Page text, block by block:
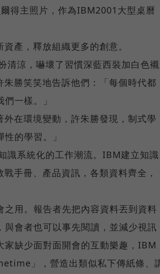
得主照片，作為IBM2001大型桌曆
產，釋放組織更多的創意。
清涼，嚇壞了習慣深藍西裝加白色襯
勝笑笑地告訴他們：「每個時代都
一樣。」
在環境變動，許朱勝發現，制式學
的學習。」
識系統化的工作潮流。IBM建立知識
手冊、產品資訊，各類資料齊全，
用。報告者先把內容資料丟到資料
會者也可以事先閱讀，並減少視訊
缺少面對面開會的互動樂趣，IBM
」，營造出類似私下傳紙條、